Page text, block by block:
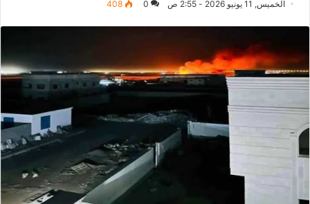
الخميس, 11 يونيو 2026 - 2:55 ص 0
408